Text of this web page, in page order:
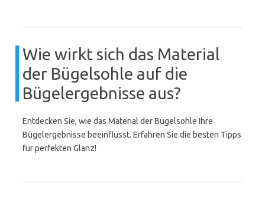
Wie wirkt sich das Material
der Bügelsohle auf die
Bügelergebnisse aus?
Entdecken Sie, wie das Material der Bügelsohle Ihre
Bügelergebnisse beeinflusst. Erfahren Sie die besten Tipps
für perfekten Glanz!